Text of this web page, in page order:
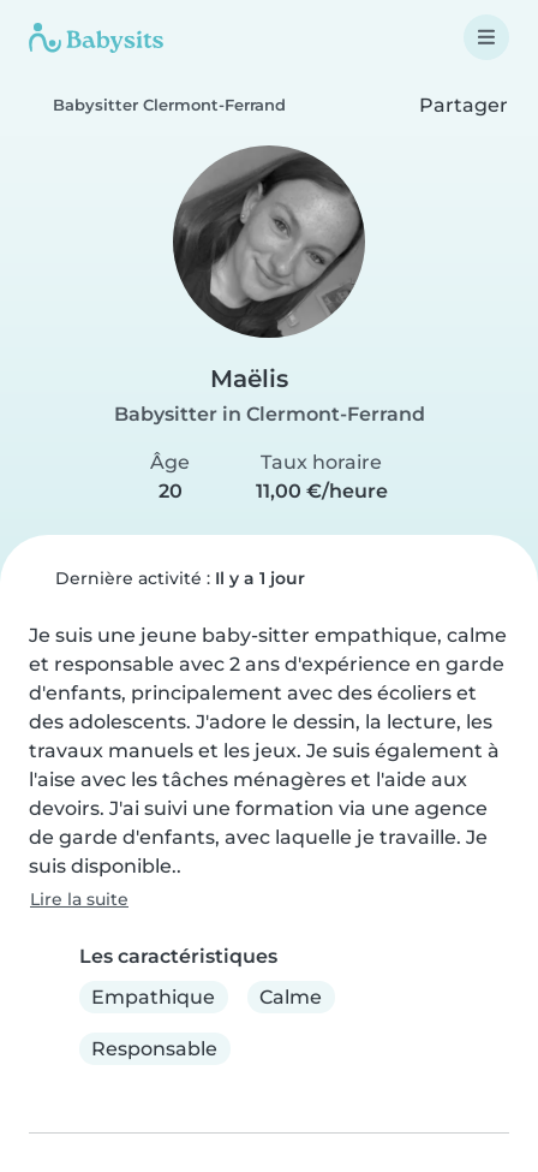
Babysitter Clermont-Ferrand Partager
Maëlis
Babysitter in Clermont-Ferrand
Âge
20
Taux horaire
11,00 €/heure
Dernière activité : Il y a 1 jour
Je suis une jeune baby-sitter empathique, calme
et responsable avec 2 ans d'expérience en garde
d'enfants, principalement avec des écoliers et
des adolescents. J'adore le dessin, la lecture, les
travaux manuels et les jeux. Je suis également à
l'aise avec les tâches ménagères et l'aide aux
devoirs. J'ai suivi une formation via une agence
de garde d'enfants, avec laquelle je travaille. Je
suis disponible..
Lire la suite
Les caractéristiques
Empathique
Calme
Responsable